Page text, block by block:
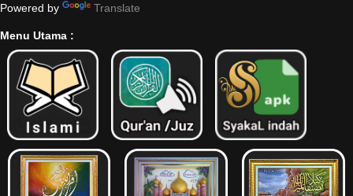
Powered by Translate
Menu Utama :